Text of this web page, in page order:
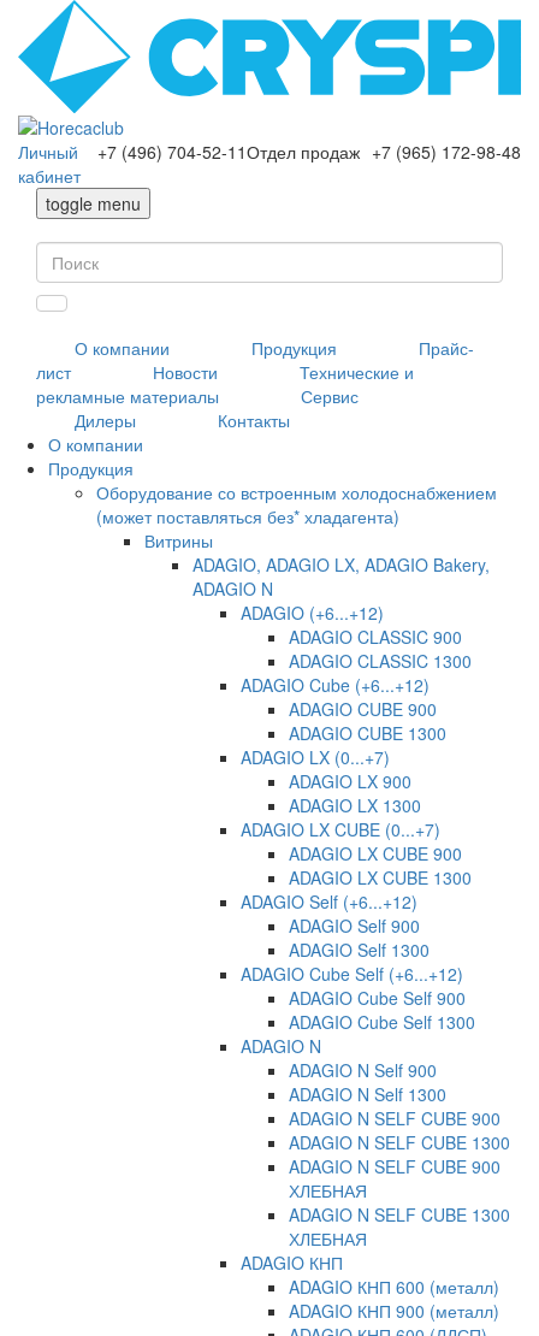
Личный
кабинет
+7 (496) 704-52-11Отдел продаж +7 (965) 172-98-48
toggle menu
О компании Продукция
Прайс-
лист
Новости
Технические и
рекламные материалы
Сервис
Дилеры
Контакты
О компании
Продукция
Оборудование со встроенным холодоснабжением
(может поставляться без* хладагента)
Витрины
ADAGIO, ADAGIO LX, ADAGIO Bakery,
ADAGIO N
ADAGIO (+6...+12)
ADAGIO CLASSIC 900
ADAGIO CLASSIC 1300
ADAGIO Cube (+6...+12)
ADAGIO CUBE 900
ADAGIO CUBE 1300
ADAGIO LX (0...+7)
ADAGIO LX 900
ADAGIO LX 1300
ADAGIO LX CUBE (0...+7)
ADAGIO LX CUBE 900
ADAGIO LX CUBE 1300
ADAGIO Self (+6...+12)
ADAGIO Self 900
ADAGIO Self 1300
ADAGIO Cube Self (+6...+12)
ADAGIO Cube Self 900
ADAGIO Cube Self 1300
ADAGIO N
ADAGIO N Self 900
ADAGIO N Self 1300
ADAGIO N SELF CUBE 900
ADAGIO N SELF CUBE 1300
ADAGIO N SELF CUBE 900
ХЛЕБНАЯ
ADAGIO N SELF CUBE 1300
ХЛЕБНАЯ
ADAGIO КНП
ADAGIO КНП 600 (металл)
ADAGIO КНП 900 (металл)